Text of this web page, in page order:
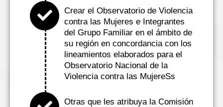
Crear el Observatorio de Violencia
contra las Mujeres e Integrantes
del Grupo Familiar en el ámbito de
su región en concordancia con los
lineamientos elaborados para el
Observatorio Nacional de la
Violencia contra las MujereSs
Otras que les atribuya la Comisión